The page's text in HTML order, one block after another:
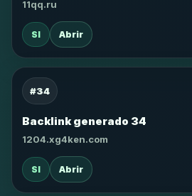
11qq.ru
SI Abrir
#34
Backlink generado 34
1204.xg4ken.com
SI Abrir